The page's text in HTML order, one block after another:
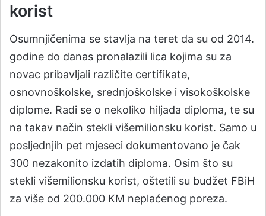
korist
Osumnjičenima se stavlja na teret da su od 2014.
godine do danas pronalazili lica kojima su za
novac pribavljali različite certifikate,
osnovnoškolske, srednjoškolske i visokoškolske
diplome. Radi se o nekoliko hiljada diploma, te su
na takav način stekli višemilionsku korist. Samo u
posljednjih pet mjeseci dokumentovano je čak
300 nezakonito izdatih diploma. Osim što su
stekli višemilionsku korist, oštetili su budžet FBiH
za više od 200.000 KM neplaćenog poreza.